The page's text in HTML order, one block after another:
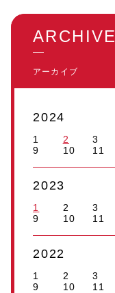
ARCHIVE
アーカイブ
2024
1 2 3
9
10 11
2023
1 2 3
9
10 11
2022
1 2 3
9
10 11